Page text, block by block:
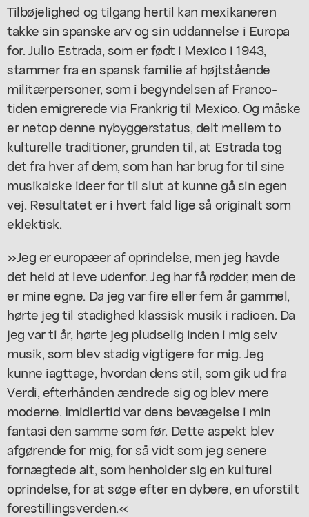
Tilbøjelighed og tilgang hertil kan mexikaneren
takke sin spanske arv og sin uddannelse i Europa
for. Julio Estrada, som er født i Mexico i 1943,
stammer fra en spansk familie af højtstående
militærpersoner, som i begyndelsen af Franco-
tiden emigrerede via Frankrig til Mexico. Og måske
er netop denne nybyggerstatus, delt mellem to
kulturelle traditioner, grunden til, at Estrada tog
det fra hver af dem, som han har brug for til sine
musikalske ideer for til slut at kunne gå sin egen
vej. Resultatet er i hvert fald lige så originalt som
eklektisk.
»Jeg er europæer af oprindelse, men jeg havde
det held at leve udenfor. Jeg har få rødder, men de
er mine egne. Da jeg var fire eller fem år gammel,
hørte jeg til stadighed klassisk musik i radioen. Da
jeg var ti år, hørte jeg pludselig inden i mig selv
musik, som blev stadig vigtigere for mig. Jeg
kunne iagttage, hvordan dens stil, som gik ud fra
Verdi, efterhånden ændrede sig og blev mere
moderne. Imidlertid var dens bevægelse i min
fantasi den samme som før. Dette aspekt blev
afgørende for mig, for så vidt som jeg senere
fornægtede alt, som henholder sig en kulturel
oprindelse, for at søge efter en dybere, en uforstilt
forestillingsverden.«